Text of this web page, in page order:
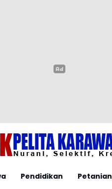
Pendidikan Petanian